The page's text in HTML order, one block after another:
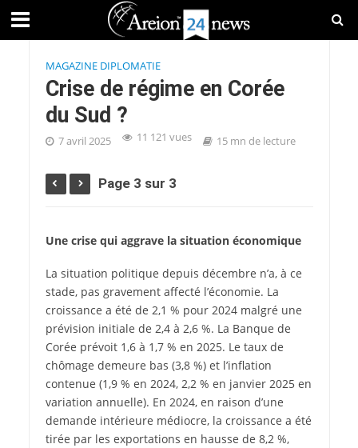
MAGAZINE DIPLOMATIE
Crise de régime en Corée
du Sud ?
7 avril 2025 11 121 vues 15 mn de lecture
Page 3 sur 3
Une crise qui aggrave la situation économique
La situation politique depuis décembre n’a, à ce
stade, pas gravement affecté l’économie. La
croissance a été de 2,1 % pour 2024 malgré une
prévision initiale de 2,4 à 2,6 %. La Banque de
Corée prévoit 1,6 à 1,7 % en 2025. Le taux de
chômage demeure bas (3,8 %) et l’inflation
contenue (1,9 % en 2024, 2,2 % en janvier 2025 en
variation annuelle). En 2024, en raison d’une
demande intérieure médiocre, la croissance a été
tirée par les exportations en hausse de 8,2 %,